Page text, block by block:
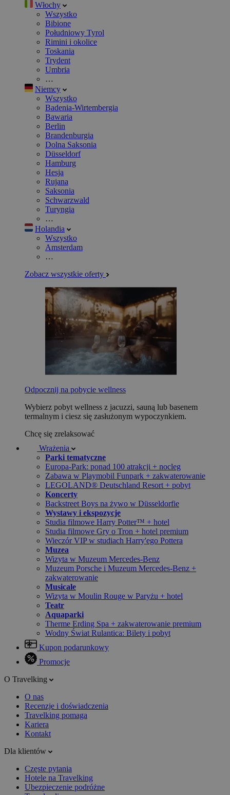
Włochy
Wszystko
Bibione
Południowy Tyrol
Rimini i okolice
Toskania
Trydent
Umbria
…
Niemcy
Wszystko
Badenia-Wirtembergia
Bawaria
Berlin
Brandenburgia
Dolna Saksonia
Düsseldorf
Hamburg
Hesja
Rujana
Saksonia
Schwarzwald
Turyngia
…
Holandia
Wszystko
Amsterdam
…
Zobacz wszystkie oferty
Odpocznij na pobycie wellness
Wybierz pobyt wellness z jacuzzi, sauną lub basenem
termalnym i ciesz się zasłużonym wypoczynkiem.
Chcę się zrelaksować
Wrażenia
Parki tematyczne
Europa-Park: ponad 100 atrakcji + nocleg
Zabawa w Playmobil Funpark + zakwaterowanie
LEGOLAND® Deutschland Resort + pobyt
Koncerty
Backstreet Boys na żywo w Düsseldorfie
Wystawy i ekspozycje
Studia filmowe Harry Potter™ + hotel
Studia filmowe Gry o Tron + hotel premium
Wieczór VIP w studiach Harry'ego Pottera
Muzea
Wizyta w Muzeum Mercedes-Benz
Muzeum Porsche i Muzeum Mercedes-Benz +
zakwaterowanie
Musicale
Wizyta w Moulin Rouge w Paryżu + hotel
Teatr
Aquaparki
Therme Erding Spa + zakwaterowanie premium
Wodny Świat Rulantica: Bilety i pobyt
Kupon podarunkowy
Promocje
O Travelking
O nas
Recenzje i doświadczenia
Travelking pomaga
Kariera
Kontakt
Dla klientów
Częste pytania
Hotele na Travelking
Ubezpieczenie podróżne